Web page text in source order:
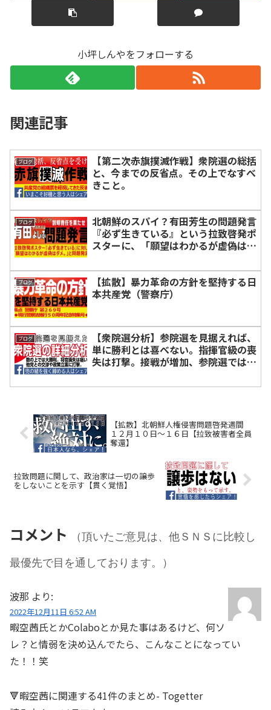
小坪しんやをフォローする
関連記事
ブログ
【第二次赤旗撲滅作戦】衆院選の総括
と、今までの反省点。その上でなすべ
きこと。
ブログ
北朝鮮のスパイ？有田芳生の問題発言
『必ず生きている』という拉致啓発ポ
スターに、「願望はわかるが虚偽はダ
ブログ
【拡散】暴力革命の方針を堅持する日
本共産党（警察庁）
ブログ
【衆院選分析】参院選を見据えれば、
単に勝利とは喜べない。指揮官級の喪
失は打撃。接戦が増加、参院選ではど
ア】
【拡散】北朝鮮人権侵害問題啓発週間
１２月１０日～１６日【拉致被害者全員
奪還】
拉致問題に関して、政治家は一切の譲歩
をしないことを示す【貫く覚悟】
コメント
（頂いたご意見は、他ＳＮＳに比較し
最優先で目を通しております。）
波那 より:
2022年12月11日 6:52 AM
暇空茜氏とかColaboとか見た事はあるけど、何ソ
レ？と情弱を決め込んでたら、こんなことになってい
た！！笑
🔻暇空茜に関連する41件のまとめ- Togetter